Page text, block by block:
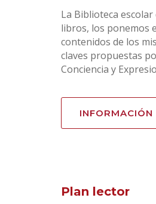
La Biblioteca
libros, los ponemos
contenidos de los
claves propuestas
Conciencia y
INFORMACIÓN
Plan lector